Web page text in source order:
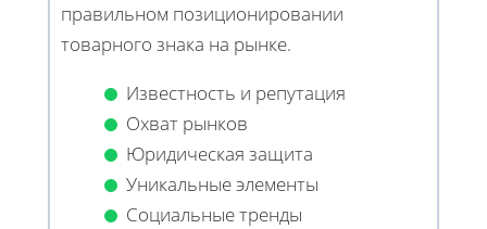
правильном позиционировании
товарного знака на рынке.
Известность и репутация
Охват рынков
Юридическая защита
Уникальные элементы
Социальные тренды